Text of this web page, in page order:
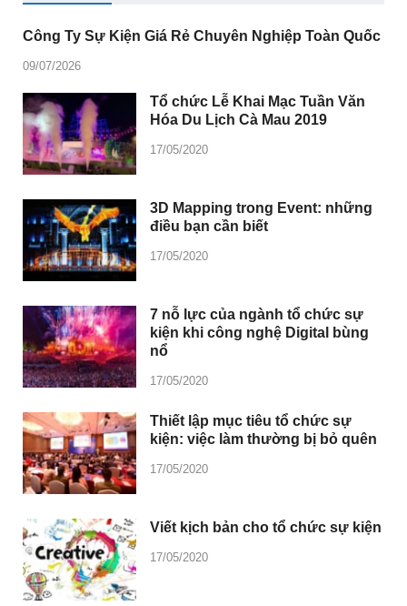
Công Ty Sự Kiện Giá Rẻ Chuyên Nghiệp Toàn Quốc
09/07/2026
Tổ chức Lễ Khai Mạc Tuần Văn
Hóa Du Lịch Cà Mau 2019
17/05/2020
3D Mapping trong Event: những
điều bạn cần biết
17/05/2020
7 nỗ lực của ngành tổ chức sự
kiện khi công nghệ Digital bùng
nổ
17/05/2020
Thiết lập mục tiêu tổ chức sự
kiện: việc làm thường bị bỏ quên
17/05/2020
Viết kịch bản cho tổ chức sự kiện
17/05/2020